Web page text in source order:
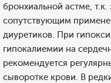
бронхиальной астме,
сопутствующим
диуретиков. При
гипокалиемии на
рекомендуется
сыворотке крови. В